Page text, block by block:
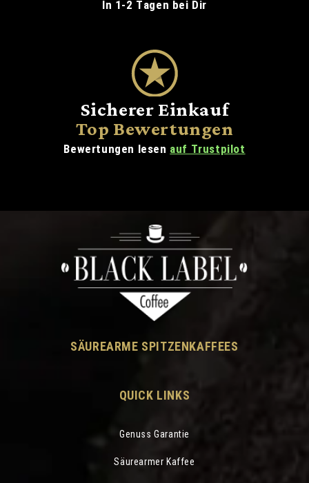
In 1-2 Tagen bei Dir
Sicherer Einkauf
Top Bewertungen
Bewertungen lesen auf Trustpilot
SÄUREARME SPITZENKAFFEES
QUICK LINKS
Genuss Garantie
Säurearmer Kaffee